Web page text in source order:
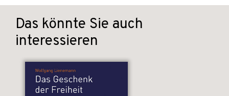
Das könnte Sie auch
interessieren